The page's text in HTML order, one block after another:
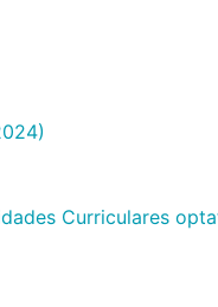
Curriculares